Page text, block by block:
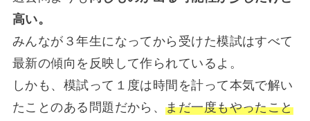
高い。
みんなが３年生になってから受けた模試はすべて
最新の傾向を反映して作られているよ。
しかも、模試って１度は時間を計って本気で解い
たことのある問題だから、まだ一度もやったこと